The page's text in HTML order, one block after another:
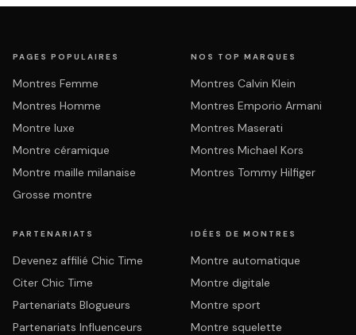
PAGES POPULAIRES
Montres Femme
Montres Homme
Montre luxe
Montre céramique
Montre maille milanaise
Grosse montre
NOS TOP MARQUES
Montres Calvin Klein
Montres Emporio Armani
Montres Maserati
Montres Michael Kors
Montres Tommy Hilfiger
PARTENARIATS
Devenez affilié Chic Time
Citer Chic Time
Partenariats Blogueurs
Partenariats Influenceurs
IDÉES DE MONTRES
Montre automatique
Montre digitale
Montre sport
Montre squelette